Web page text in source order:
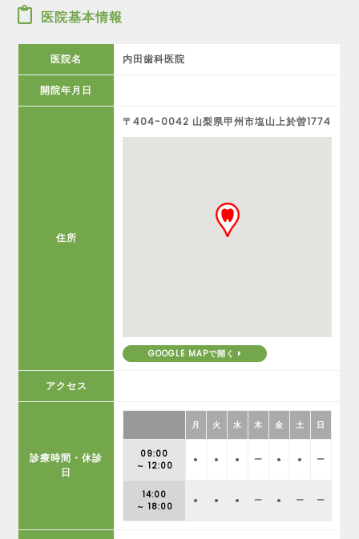
医院基本情報
医院名 内田歯科医院
開院年月日
住所
〒404-0042 山梨県甲州市塩山上於曽1774
GOOGLE MAPで開く
アクセス
診療時間・休診
日
月 火 水 木 金 土 日
09:00
～ 12:00
● ● ● ー ● ● ー
14:00
～ 18:00
● ● ● ー ● ー ー